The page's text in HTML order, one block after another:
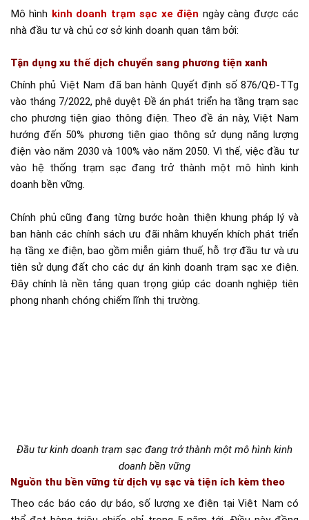
Mô hình kinh doanh trạm sạc xe điện ngày càng được các
nhà đầu tư và chủ cơ sở kinh doanh quan tâm bởi:
Tận dụng xu thế dịch chuyển sang phương tiện xanh
Chính phủ Việt Nam đã ban hành Quyết định số 876/QĐ-TTg
vào tháng 7/2022, phê duyệt Đề án phát triển hạ tầng trạm sạc
cho phương tiện giao thông điện. Theo đề án này, Việt Nam
hướng đến 50% phương tiện giao thông sử dụng năng lượng
điện vào năm 2030 và 100% vào năm 2050. Vì thế, việc đầu tư
vào hệ thống trạm sạc đang trở thành một mô hình kinh
doanh bền vững.
Chính phủ cũng đang từng bước hoàn thiện khung pháp lý và
ban hành các chính sách ưu đãi nhằm khuyến khích phát triển
hạ tầng xe điện, bao gồm miễn giảm thuế, hỗ trợ đầu tư và ưu
tiên sử dụng đất cho các dự án kinh doanh trạm sạc xe điện.
Đây chính là nền tảng quan trọng giúp các doanh nghiệp tiên
phong nhanh chóng chiếm lĩnh thị trường.
Đầu tư kinh doanh trạm sạc đang trở thành một mô hình kinh
doanh bền vững
Nguồn thu bền vững từ dịch vụ sạc và tiện ích kèm theo
Theo các báo cáo dự báo, số lượng xe điện tại Việt Nam có